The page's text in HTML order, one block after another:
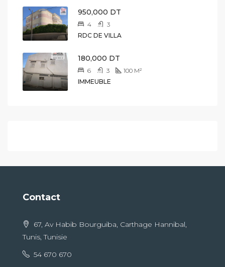
950,000 DT
4
3
RDC DE VILLA
180,000 DT
6 3 100 M²
IMMEUBLE
Contact
67, Av Habib Bourguiba, Carthage Hannibal,
Tunis, Tunisie
54 670 670